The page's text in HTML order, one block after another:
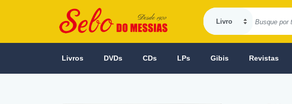
Livros DVDs CDs LPs Gibis Revistas